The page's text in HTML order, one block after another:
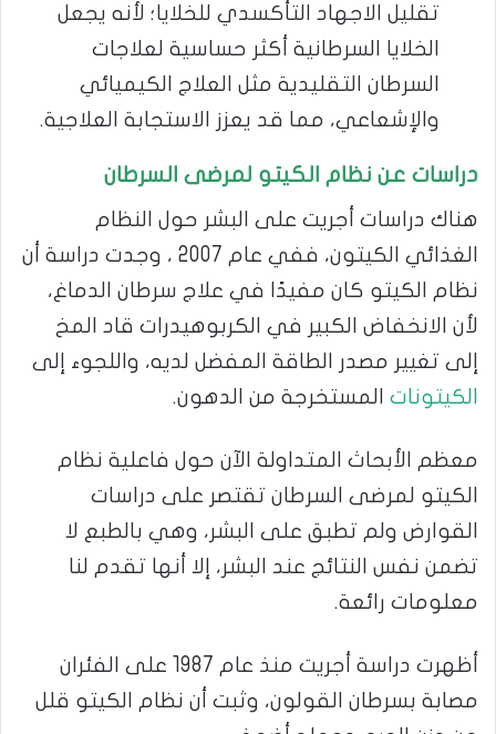
تقليل الاجهاد التأكسدي للخلايا؛ لأنه يجعل
الخلايا السرطانية أكثر حساسية لعلاجات
السرطان التقليدية مثل العلاج الكيميائي
والإشعاعي، مما قد يعزز الاستجابة العلاجية.
دراسات عن نظام الكيتو لمرضى السرطان
هناك دراسات أجريت على البشر حول النظام
الغذائي الكيتون، ففي عام 2007 ، وجدت دراسة أن
نظام الكيتو كان مفيدًا في علاج سرطان الدماغ،
لأن الانخفاض الكبير في الكربوهيدرات قاد المخ
إلى تغيير مصدر الطاقة المفضل لديه، واللجوء إلى
الكيتونات المستخرجة من الدهون.
معظم الأبحاث المتداولة الآن حول فاعلية نظام
الكيتو لمرضى السرطان تقتصر على دراسات
القوارض ولم تطبق على البشر، وهي بالطبع لا
تضمن نفس النتائج عند البشر، إلا أنها تقدم لنا
معلومات رائعة.
أظهرت دراسة أجريت منذ عام 1987 على الفئران
مصابة بسرطان القولون، وثبت أن نظام الكيتو قلل